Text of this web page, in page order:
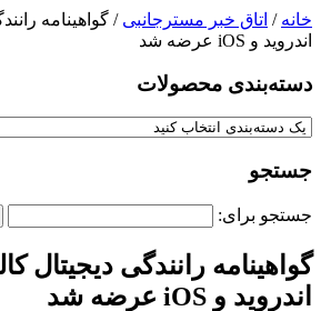
خانه / اتاق خبر مسترجانبی / گواهینامه
اندروید و iOS عرضه شد
دسته‌بندی‌ محصولات
جستجو
جستجو برای:
گواهینامه رانندگی دیجیتال
اندروید و iOS عرضه شد